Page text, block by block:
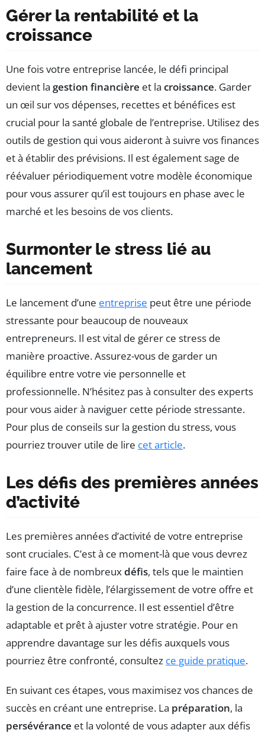
Gérer la rentabilité et la
croissance
Une fois votre entreprise lancée, le défi principal
devient la gestion financière et la croissance. Garder
un œil sur vos dépenses, recettes et bénéfices est
crucial pour la santé globale de l’entreprise. Utilisez des
outils de gestion qui vous aideront à suivre vos finances
et à établir des prévisions. Il est également sage de
réévaluer périodiquement votre modèle économique
pour vous assurer qu’il est toujours en phase avec le
marché et les besoins de vos clients.
Surmonter le stress lié au
lancement
Le lancement d’une entreprise peut être une période
stressante pour beaucoup de nouveaux
entrepreneurs. Il est vital de gérer ce stress de
manière proactive. Assurez-vous de garder un
équilibre entre votre vie personnelle et
professionnelle. N’hésitez pas à consulter des experts
pour vous aider à naviguer cette période stressante.
Pour plus de conseils sur la gestion du stress, vous
pourriez trouver utile de lire cet article.
Les défis des premières années
d’activité
Les premières années d’activité de votre entreprise
sont cruciales. C’est à ce moment-là que vous devrez
faire face à de nombreuxdéfis, tels que le maintien
d’une clientèle fidèle, l’élargissement de votre offre et
la gestion de la concurrence. Il est essentiel d’être
adaptable et prêt à ajuster votre stratégie. Pour en
apprendre davantage sur les défis auxquels vous
pourriez être confronté, consultez ce guide pratique.
En suivant ces étapes, vous maximisez vos chances de
succès en créant une entreprise. La préparation, la
persévérance et la volonté de vous adapter aux défis